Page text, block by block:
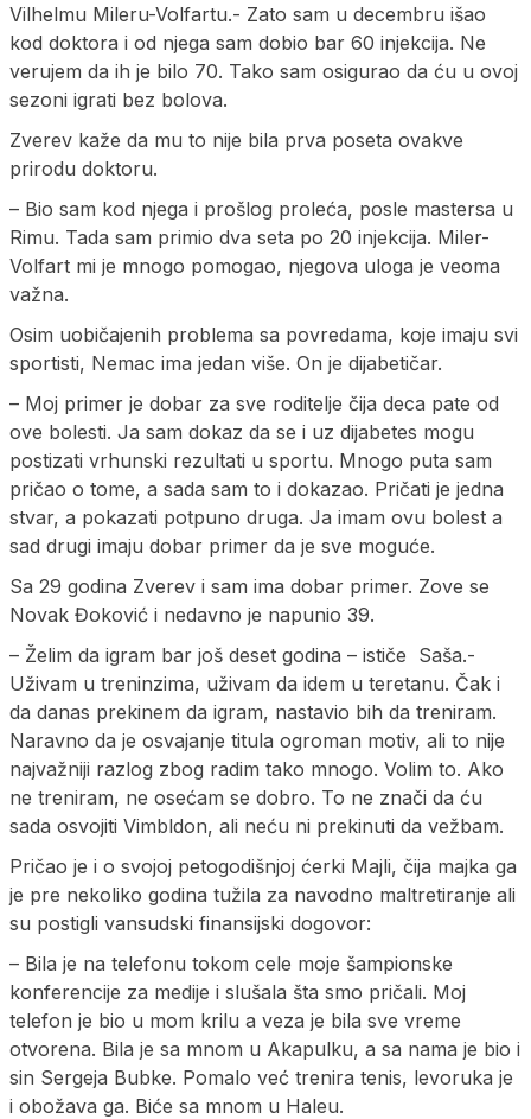
Vilhelmu Mileru-Volfartu.- Zato sam u decembru išao
kod doktora i od njega sam dobio bar 60 injekcija. Ne
verujem da ih je bilo 70. Tako sam osigurao da ću u ovoj
sezoni igrati bez bolova.
Zverev kaže da mu to nije bila prva poseta ovakve
prirodu doktoru.
– Bio sam kod njega i prošlog proleća, posle mastersa u
Rimu. Tada sam primio dva seta po 20 injekcija. Miler-
Volfart mi je mnogo pomogao, njegova uloga je veoma
važna.
Osim uobičajenih problema sa povredama, koje imaju svi
sportisti, Nemac ima jedan više. On je dijabetičar.
– Moj primer je dobar za sve roditelje čija deca pate od
ove bolesti. Ja sam dokaz da se i uz dijabetes mogu
postizati vrhunski rezultati u sportu. Mnogo puta sam
pričao o tome, a sada sam to i dokazao. Pričati je jedna
stvar, a pokazati potpuno druga. Ja imam ovu bolest a
sad drugi imaju dobar primer da je sve moguće.
Sa 29 godina Zverev i sam ima dobar primer. Zove se
Novak Đoković i nedavno je napunio 39.
– Želim da igram bar još deset godina – ističe Saša.-
Uživam u treninzima, uživam da idem u teretanu. Čak i
da danas prekinem da igram, nastavio bih da treniram.
Naravno da je osvajanje titula ogroman motiv, ali to nije
najvažniji razlog zbog radim tako mnogo. Volim to. Ako
ne treniram, ne osećam se dobro. To ne znači da ću
sada osvojiti Vimbldon, ali neću ni prekinuti da vežbam.
Pričao je i o svojoj petogodišnjoj ćerki Majli, čija majka ga
je pre nekoliko godina tužila za navodno maltretiranje ali
su postigli vansudski finansijski dogovor:
– Bila je na telefonu tokom cele moje šampionske
konferencije za medije i slušala šta smo pričali. Moj
telefon je bio u mom krilu a veza je bila sve vreme
otvorena. Bila je sa mnom u Akapulku, a sa nama je bio i
sin Sergeja Bubke. Pomalo već trenira tenis, levoruka je
i obožava ga. Biće sa mnom u Haleu.